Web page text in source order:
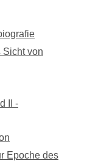
Sicht von
II -
Epoche des